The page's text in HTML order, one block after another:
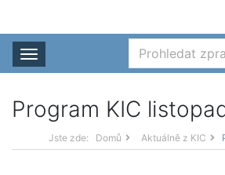
Rozbalit nabídku
Program KIC
Jste zde: Domů Aktuálně z KIC